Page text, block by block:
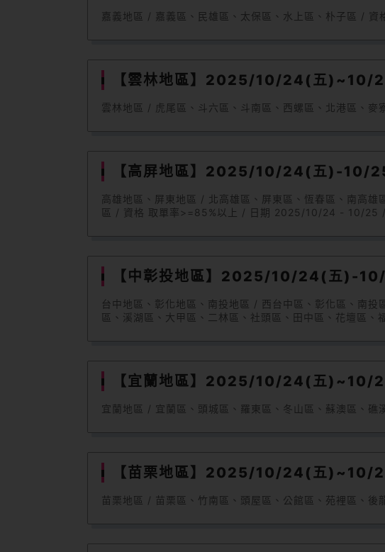
嘉義地區 / 嘉義區、民雄區、太保區、水上區、朴子區 /
【雲林地區】2025/10/24(五)~10/
雲林地區 / 虎尾區、斗六區、斗南區、西螺區、北港區
【高屏地區】2025/10/24(五)-10/
高雄地區、屏東地區 / 北高雄區、屏東區、恆春區、南高
區 / 資格 取單率>=85%以上 / 日期 2025/10/24 - 10/25
【中彰投地區】2025/10/24(五)-
台中地區、彰化地區、南投地區 / 西台中區、彰化區、南
區、溪湖區、大甲區、二林區、社頭區、田中區、花壇
【宜蘭地區】2025/10/24(五)~10/
宜蘭地區 / 宜蘭區、頭城區、羅東區、冬山區、蘇澳區
【苗栗地區】2025/10/24(五)~10/
苗栗地區 / 苗栗區、竹南區、頭屋區、公館區、苑裡區